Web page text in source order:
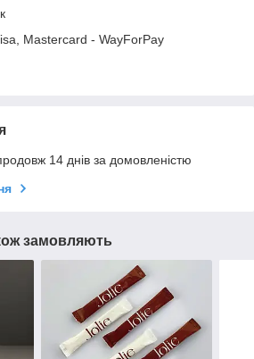
Mastercard - WayForPay
14 днів за домовленістю
замовляють